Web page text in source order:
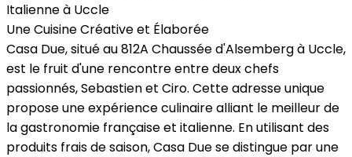
Italienne à Uccle
Une Cuisine Créative et Élaborée
Casa Due, situé au 812A Chaussée d'Alsemberg à Uccle,
est le fruit d'une rencontre entre deux chefs
passionnés, Sebastien et Ciro. Cette adresse unique
propose une expérience culinaire alliant le meilleur de
la gastronomie française et italienne. En utilisant des
produits frais de saison, Casa Due se distingue par une